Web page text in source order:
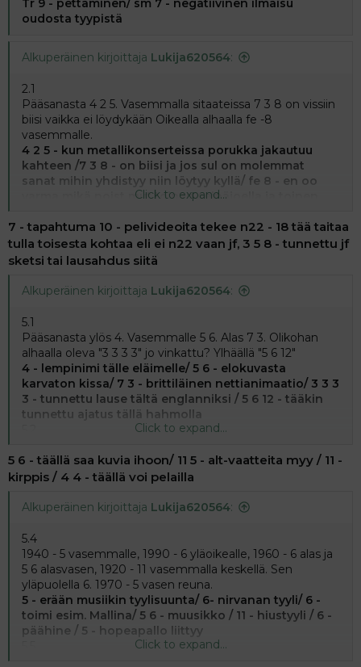
Pääsanasta alavasen 6. Sen alapuolella Ha - 6 4. TrOh - 7.
Pääsanasta vasemmalle 5 6. Oikealle 11 5 ja 11 (rk
yläpuolella). Vasemmalle kp ja kk välissä 4 4
5.4
1940 - 5 vasemmalle, 1990 - 6 yläoikealle, 1960 - 6 alas ja
5 6 alasvasen, 1920 - 11 vasemmalla keskellä. Sen
yläpuolella 6. 1970 - 5 vasen reuna.
5.5
Pääsanan yläpuolella 4. Us - 8 vasemmalle, 7 14 oikeelle,
Le - 8 6.
Kiitos. Itse vinkkailen takaisin kaiken mitä on auki.
oudosta tyypistä
Alkuperäinen kirjoittaja Lukija620564:
2.1
Pääsanasta 4 2 5. Vasemmalla sitaateissa 7 3 8 on vissiin
biisi vaikka ei löydykään Oikealla alhaalla fe -8
vasemmalle.
4 2 5 - kun metallikonserteissa porukka jakautuu
kahteen /7 3 8 - on biisi ja jos sul on molemmat
sanat mihin yhdistyy niin löytyy kyllä/ fe 8 - en oo
varma mikä noist mut toinen seinäjoella ja toinen
2.2.
Näitä puuttuu aivan älyttömästi. Kysytään vaikka
pääsanasta alavasemmalle 6 6 ja 5 5 sekä alas 5 2 5.
aiheesta 5 2 5 kertoo oikeen bändin tarinaa
3.1
Oikealla Fu - 6 7. Cl ja ID välissä 15 ja siitä yläoikealle 9.
- 6 7 - työpaikka cl 15 "kulkuneuvo" 9 - samaa sarjaa
oleva kulkuneuvo
4.3
Pääsanasta vasemmalle 7 ja 10. Oikealle 4.
N22 - "18". Oikealla alhaalla "3 5 8"
Click to expand...
7 - tapahtuma 10 - pelivideoita tekee n22 - 18 tää taitaa
tulla toisesta kohtaa eli ei n22 vaan jf, 3 5 8 - tunnettu jf
sketsi tai lausahdus siitä
Alkuperäinen kirjoittaja Lukija620564:
5.1
Pääsanasta ylös 4. Vasemmalle 5 6. Alas 7 3. Olikohan
alhaalla oleva "3 3 3 3" jo vinkattu? Ylhäällä "5 6 12"
4 - lempinimi tälle eläimelle/ 5 6 - elokuvasta
karvaton kissa/ 7 3 - brittiläinen nettianimaatio/ 3 3 3
3 - tunnettu lause tältä englanniksi / 5 6 12 - tääkin
tunnettu ajatus tällä hahmolla
6 - tällaista on esim kävely ja pyöräily/ 6 4 - tämän
osan treeniliike / troh 7 - on olemassa tällaisia kisoja
Pääsanasta vasemmalle 5 6. Oikealle 11 5 ja 11 (rk
Click to expand...
5 6 - täällä saa kuvia ihoon/ 11 5 - alt-vaatteita myy / 11 -
kirppis / 4 4 - täällä voi pelailla
Alkuperäinen kirjoittaja Lukija620564:
5.4
1940 - 5 vasemmalle, 1990 - 6 yläoikealle, 1960 - 6 alas ja
5 6 alasvasen, 1920 - 11 vasemmalla keskellä. Sen
yläpuolella 6. 1970 - 5 vasen reuna.
5 - erään musiikin tyylisuunta/ 6- nirvanan tyyli/ 6 -
toimi esim. Mallina/ 5 6 - muusikko / 11 - hiustyyli / 6 -
päähine / 5 - hopeapallo liittyy
Click to expand...